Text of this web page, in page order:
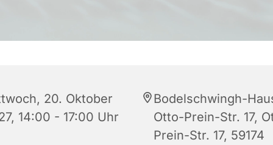
20. Oktober
14:00 - 17:00 Uhr
Bodelschwingh-
Otto-Prein-Str. 17,
Prein-Str. 17, 59174